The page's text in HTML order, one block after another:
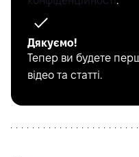
Дякуємо!
Тепер ви будете
відео та статті.